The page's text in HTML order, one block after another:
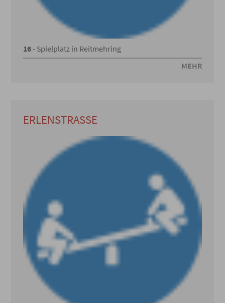
16- Spielplatz in Reitmehring
MEHR
ERLENSTRASSE